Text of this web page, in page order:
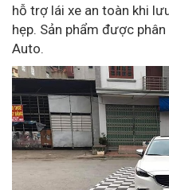
hỗ trợ lái xe an toàn khi
hẹp. Sản phẩm được
Auto.